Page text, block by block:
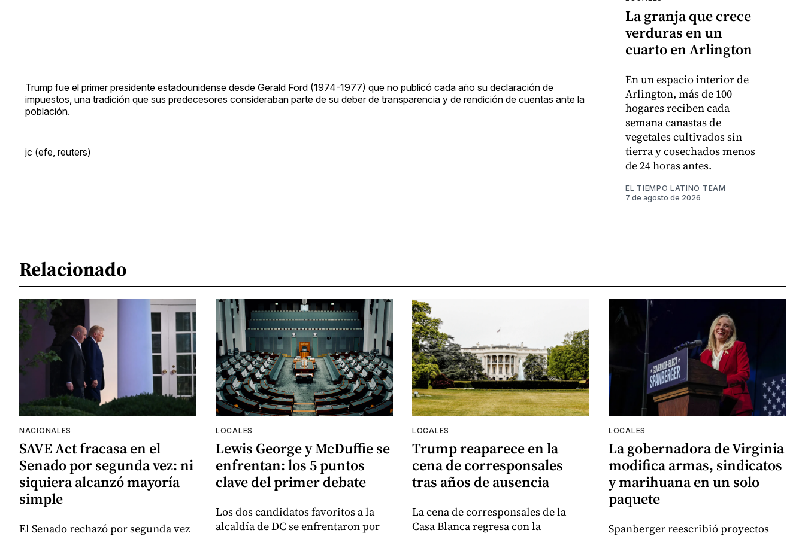
Trump fue el primer presidente estadounidense desde Gerald Ford (1974-1977) que no publicó cada año su declaración de
impuestos, una tradición que sus predecesores consideraban parte de su deber de transparencia y de rendición de cuentas ante la
población.
jc (efe, reuters)
La granja que crece
verduras en un
cuarto en Arlington
En un espacio interior de
Arlington, más de 100
hogares reciben cada
semana canastas de
vegetales cultivados sin
tierra y cosechados menos
de 24 horas antes.
EL TIEMPO LATINO TEAM
7 de agosto de 2026
Relacionado
NACIONALES
SAVE Act fracasa en el
Senado por segunda vez: ni
siquiera alcanzó mayoría
simple
El Senado rechazó por segunda vez
LOCALES
Lewis George y McDuffie se
enfrentan: los 5 puntos
clave del primer debate
Los dos candidatos favoritos a la
alcaldía de DC se enfrentaron por
LOCALES
Trump reaparece en la
cena de corresponsales
tras años de ausencia
La cena de corresponsales de la
Casa Blanca regresa con la
LOCALES
La gobernadora de Virginia
modifica armas, sindicatos
y marihuana en un solo
paquete
Spanberger reescribió proyectos